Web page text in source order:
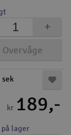
Overvåge
+
kr 189,-
lager